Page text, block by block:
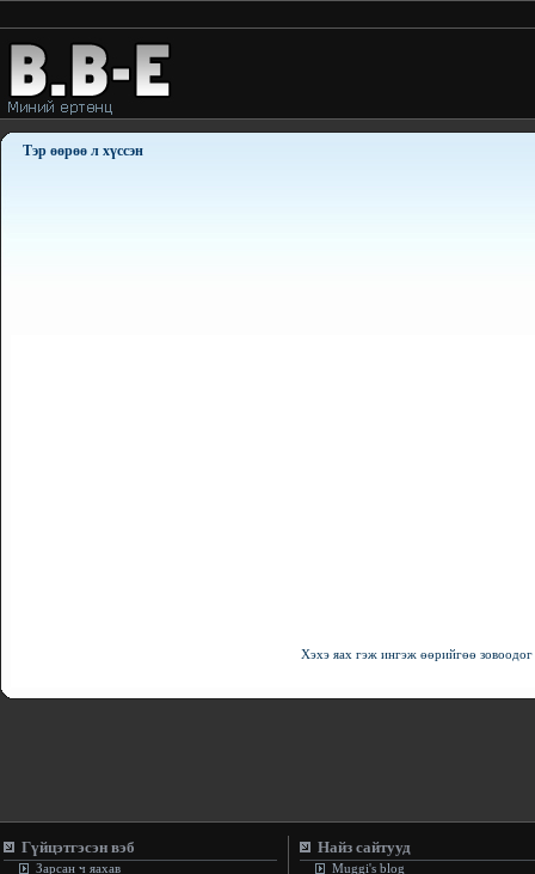
Тэр өөрөө л хүссэн
Хэхэ яах гэж ингэж өөрийгөө
Гүйцэтгэсэн вэб
Зарсан ч яахав
Найз сайтууд
Muggi's blog